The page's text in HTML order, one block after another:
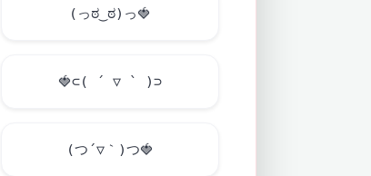
(っಠ‿ಠ)っ🍓
🍓⊂( ´ ▽ ` )⊃
(つ´▽｀)つ🍓